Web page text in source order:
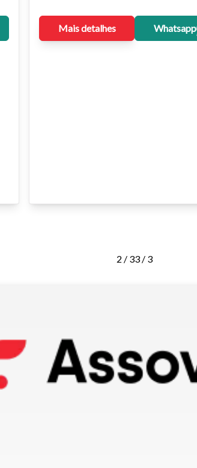
Mais detalhes Whatsapp
2 / 33 / 3